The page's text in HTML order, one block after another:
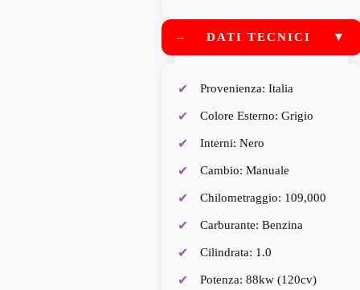
– DATI TECNICI ▼
Provenienza: Italia
Colore Esterno: Grigio
Interni: Nero
Cambio: Manuale
Chilometraggio: 109,000
Carburante: Benzina
Cilindrata: 1.0
Potenza: 88kw (120cv)